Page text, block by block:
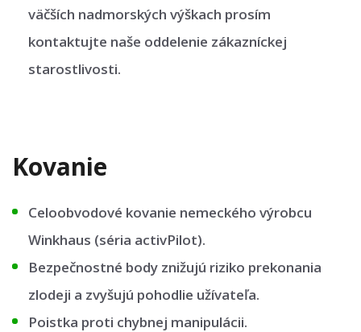
väčších nadmorských výškach prosím
kontaktujte naše oddelenie zákazníckej
starostlivosti.
Kovanie
Celoobvodové kovanie nemeckého výrobcu
Winkhaus (séria activPilot).
Bezpečnostné body znižujú riziko prekonania
zlodeji a zvyšujú pohodlie užívateľa.
Poistka proti chybnej manipulácii.